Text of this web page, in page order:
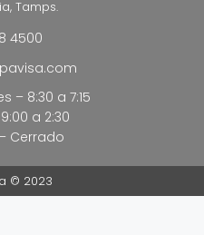
Tamps.
4500
– 8:30 a 7:15
a 2:30
Cerrado
© 2023